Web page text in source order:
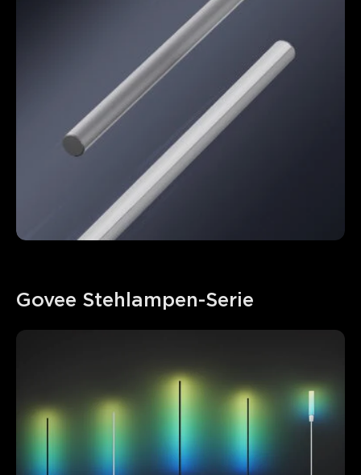
Govee Stehlampen-Serie